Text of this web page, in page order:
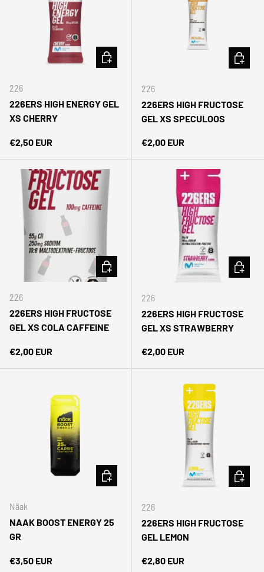
226
226ERS HIGH ENERGY GEL
XS CHERRY
Precio normal
€2,50 EUR
AÑADIR AL CARRITO
226
226ERS HIGH FRUCTOSE
GEL XS SPECULOOS
Precio normal
€2,00 EUR
226
226ERS HIGH FRUCTOSE
GEL XS COLA CAFFEINE
Precio normal
€2,00 EUR
AÑADIR AL CARRITO
226
226ERS HIGH FRUCTOSE
GEL XS STRAWBERRY
Precio normal
€2,00 EUR
Näak
NAAK BOOST ENERGY 25
GR
Precio normal
€3,50 EUR
AÑADIR AL CARRITO
226
226ERS HIGH FRUCTOSE
GEL LEMON
Precio normal
€2,80 EUR